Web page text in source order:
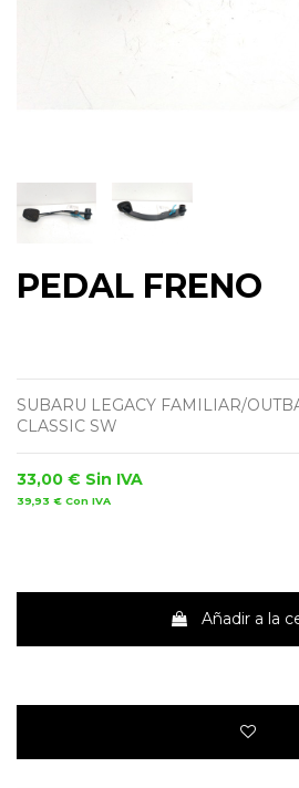
PEDAL FRENO
SUBARU LEGACY FAMILIAR/
CLASSIC SW
33,00 € Sin IVA
39,93 € Con IVA
Añadir a la